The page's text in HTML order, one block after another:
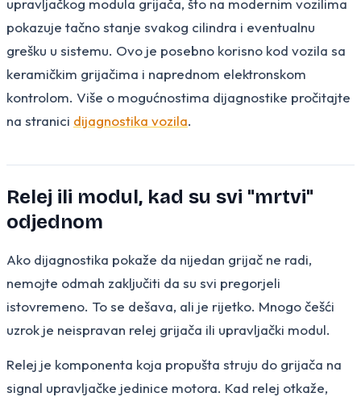
pokazuje tačno stanje svakog cilindra i eventualnu
grešku u sistemu. Ovo je posebno korisno kod vozila sa
keramičkim grijačima i naprednom elektronskom
kontrolom. Više o mogućnostima dijagnostike pročitajte
na stranici dijagnostika vozila.
Relej ili modul, kad su svi "mrtvi"
odjednom
Ako dijagnostika pokaže da nijedan grijač ne radi,
nemojte odmah zaključiti da su svi pregorjeli
istovremeno. To se dešava, ali je rijetko. Mnogo češći
uzrok je neispravan relej grijača ili upravljački modul.
Relej je komponenta koja propušta struju do grijača na
signal upravljačke jedinice motora. Kad relej otkaže,